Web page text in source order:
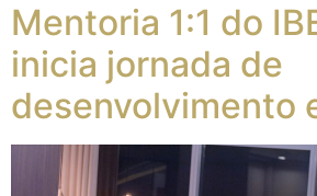
Mentoria 1:1 do
inicia jornada de
desenvolvimento